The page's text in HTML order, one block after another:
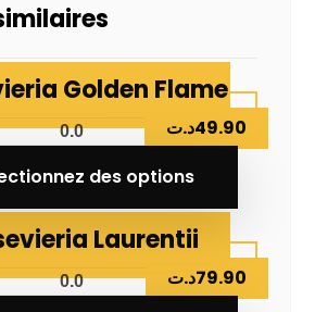
Golden Flame
0.0 49.90د.ت
des options
Laurentii
0.0 79.90د.ت